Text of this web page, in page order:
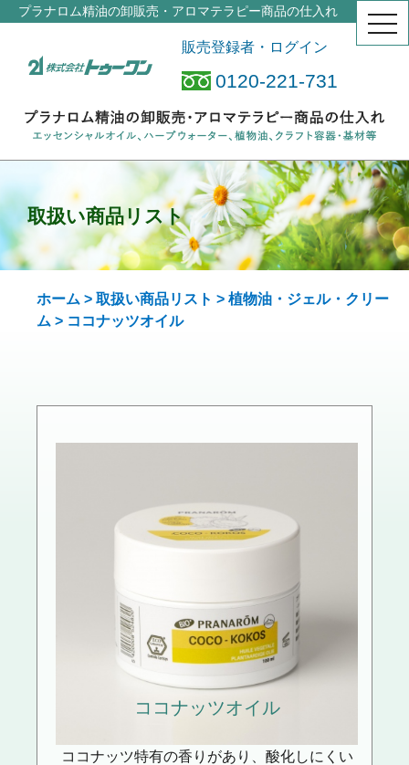
プラナロム精油の卸販売・アロマテラピー商品の仕入れ
販売登録者・ログイン
0120-221-731
取扱い商品リスト
ホーム > 取扱い商品リスト > 植物油・ジェル・クリー
ム > ココナッツオイル
ココナッツオイル
ココナッツ特有の香りがあり、酸化しにくい